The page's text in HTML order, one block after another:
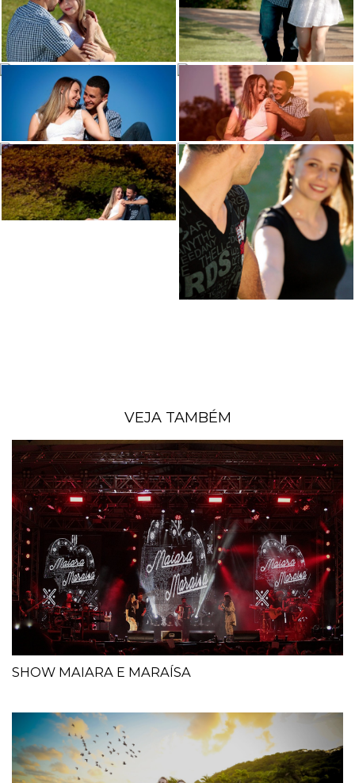
VEJA TAMBÉM
SHOW MAIARA E MARAÍSA